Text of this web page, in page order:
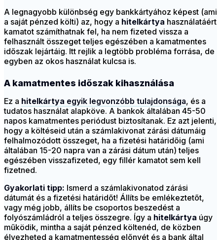
A legnagyobb különbség egy bankkártyához képest (ami
a saját pénzed költi) az, hogy a hitelkártya használatáért
kamatot számíthatnak fel, ha nem fizeted vissza a
felhasznált összeget teljes egészében a kamatmentes
időszak lejártáig. Itt rejlik a legtöbb probléma forrása, de
egyben az okos használat kulcsa is.
A kamatmentes időszak kihasználása
Ez a hitelkártya egyik legvonzóbb tulajdonsága, és a
tudatos használat alapköve. A bankok általában 45-50
napos kamatmentes periódust biztosítanak. Ez azt jelenti,
hogy a költéseid után a számlakivonat zárási dátumáig
felhalmozódott összeget, ha a fizetési határidőig (ami
általában 15-20 napra van a zárási dátum után) teljes
egészében visszafizeted, egy fillér kamatot sem kell
fizetned.
Gyakorlati tipp: Ismerd a számlakivonatod zárási
dátumát és a fizetési határidőt! Állíts be emlékeztetőt,
vagy még jobb, állíts be csoportos beszedést a
folyószámládról a teljes összegre. Így a hitelkártya úgy
működik, mintha a saját pénzed költenéd, de közben
élvezheted a kamatmentesség előnyét és a bank által